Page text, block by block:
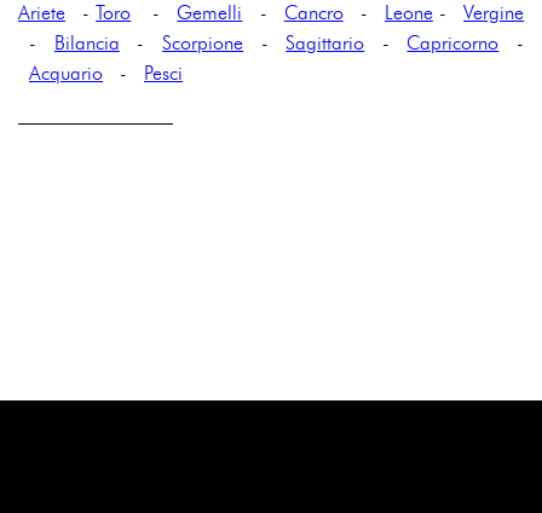
Ariete -Toro - Gemelli - Cancro- Leone-Vergine
-
Bilancia -Scorpione -Sagittario - Capricorno -
Acquario - Pesci
————————